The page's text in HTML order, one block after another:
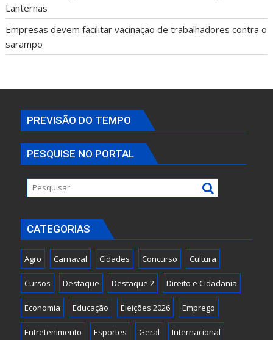
Lanternas
Empresas devem facilitar vacinação de trabalhadores contra o
sarampo
PREVISÃO DO TEMPO
PESQUISE NO PORTAL
CATEGORIAS
Agro Carnaval Cidades Concurso Cultura
Cursos Destaque Destaque 2 Direito e Cidadania
Economia Educação Eleições 2026 Emprego
Entretenimento Esportes Geral Internacional